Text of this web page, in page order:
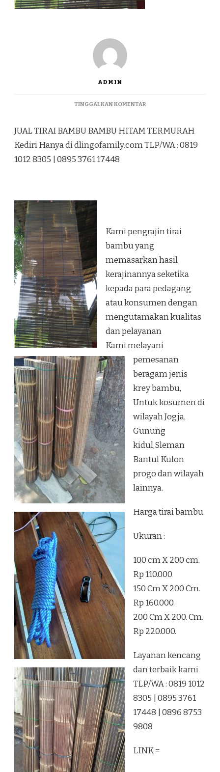
ADMIN
TINGGALKAN KOMENTARPADA
BAMBU
BAMBU
HITAM
JUAL TIRAI BAMBU BAMBU HITAM TERMURAH
Kediri Hanya di dlingofamily.com TLP/WA : 0819
1012 8305 | 0895 3761 17448
Kami pengrajin tirai
bambu yang
memasarkan hasil
kerajinannya seketika
kepada para pedagang
atau konsumen dengan
mengutamakan kualitas
dan pelayanan
Kami melayani
pemesanan
beragam jenis
krey bambu,
Untuk kosumen di
wilayah Jogja,
Gunung
kidul,Sleman
Bantul Kulon
progo dan wilayah
lainnya.
Harga tirai bambu.
Ukuran :
100 cm X 200 cm.
Rp 110.000
150 Cm X 200 Cm.
Rp 160.000.
200 Cm X 200. Cm.
Rp 220.000.
Layanan kencang
dan terbaik kami
TLP/WA : 0819 1012
8305 | 0895 3761
17448 | 0896 8753
9808
LINK =